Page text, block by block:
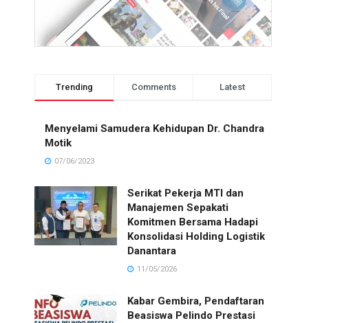
Trending Comments Latest
Menyelami Samudera Kehidupan Dr. Chandra
Motik
07/06/2023
Serikat Pekerja MTI dan
Manajemen Sepakati
Komitmen Bersama Hadapi
Konsolidasi Holding Logistik
Danantara
11/05/2026
Kabar Gembira, Pendaftaran
Beasiswa Pelindo Prestasi